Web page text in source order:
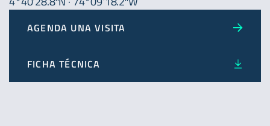
AGENDA UNA VISITA
FICHA TÉCNICA